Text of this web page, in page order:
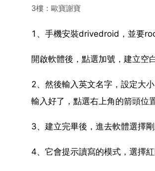
3樓：歐寶謝寶
1、手機安裝drivedroid，並要
開啟軟體後，點選加號，建立空
2、然後輸入英文名字，設定大
輸入好了，點選右上角的箭頭位
3、建立完畢後，進去軟體選擇剛
4、它會提示讀寫的模式，選擇紅